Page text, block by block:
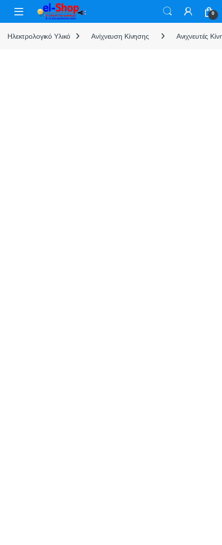
Skip to navigation
Skip to content
0
Ηλεκτρολογικό Υλικό Ανίχνευση Κίνησης Ανιχνευτές